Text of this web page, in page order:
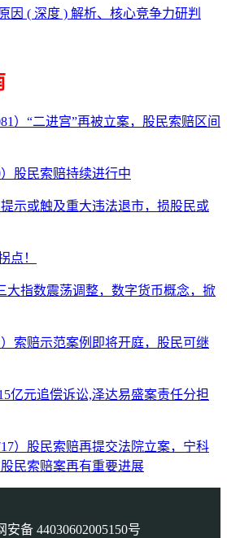
因 ( 深度 ) 解析、核心竞争力研判
）“二进宫”再被立案，股民索赔区间
股民索赔持续进行中
示或触及重大违法退市，损股民或
点！
大指数震荡调整，数字货币概念，掀
）索赔示范案例即将开庭，股民可继
亿元追偿诉讼,泽达易盛案责任分担
）股民索赔再提交法院立案，宁科
民索赔案再有重要进展
安备 44030602005150号